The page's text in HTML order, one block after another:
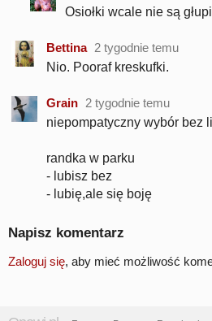
Osiołki wcale nie są
Bettina 2 tygodnie temu
Nio. Pooraf kreskufki.
Grain 2 tygodnie temu
niepompatyczny wybór bez
randka w parku
- lubisz bez
- lubię,ale się boję
Napisz komentarz
Zaloguj się, aby mieć możliwość